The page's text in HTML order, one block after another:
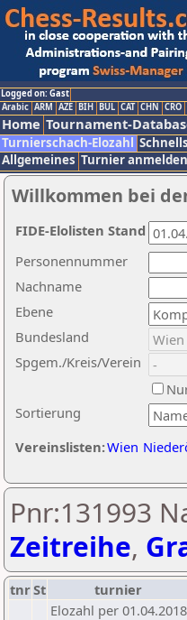
Logged on: Gast
Arabic ARM AZE BIH BUL CAT CHN CRO
Home Tournament-
Turnierschach-Elozahl
Allgemeines Turnier
Willkommen bei
Nachname
Ebene
Sortierung
Personennummer
Bundesland
Spgem./Kreis/Verein
Vereinslisten:Wien
FIDE-Elolisten Stand
Pnr:131993
Zeitreihe,
tnrSt turnier
Elozahl per 01.04.2018